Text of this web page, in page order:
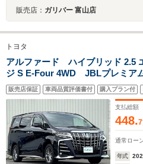
販売店： ガリバー 富山店
トヨタ
アルファード ハイブリッド 2.5
ジ S E-Four 4WD JBLプレミア
10.5型ナビ 純正12.1型後席モニ
ーモニター ドライブレコーダ
ーミラー シートヒーター ベン
LEDヘッドライト
販売店保証 車両品質評価書付 購入プラン付
支払総額
448.7
通常ロー
年式